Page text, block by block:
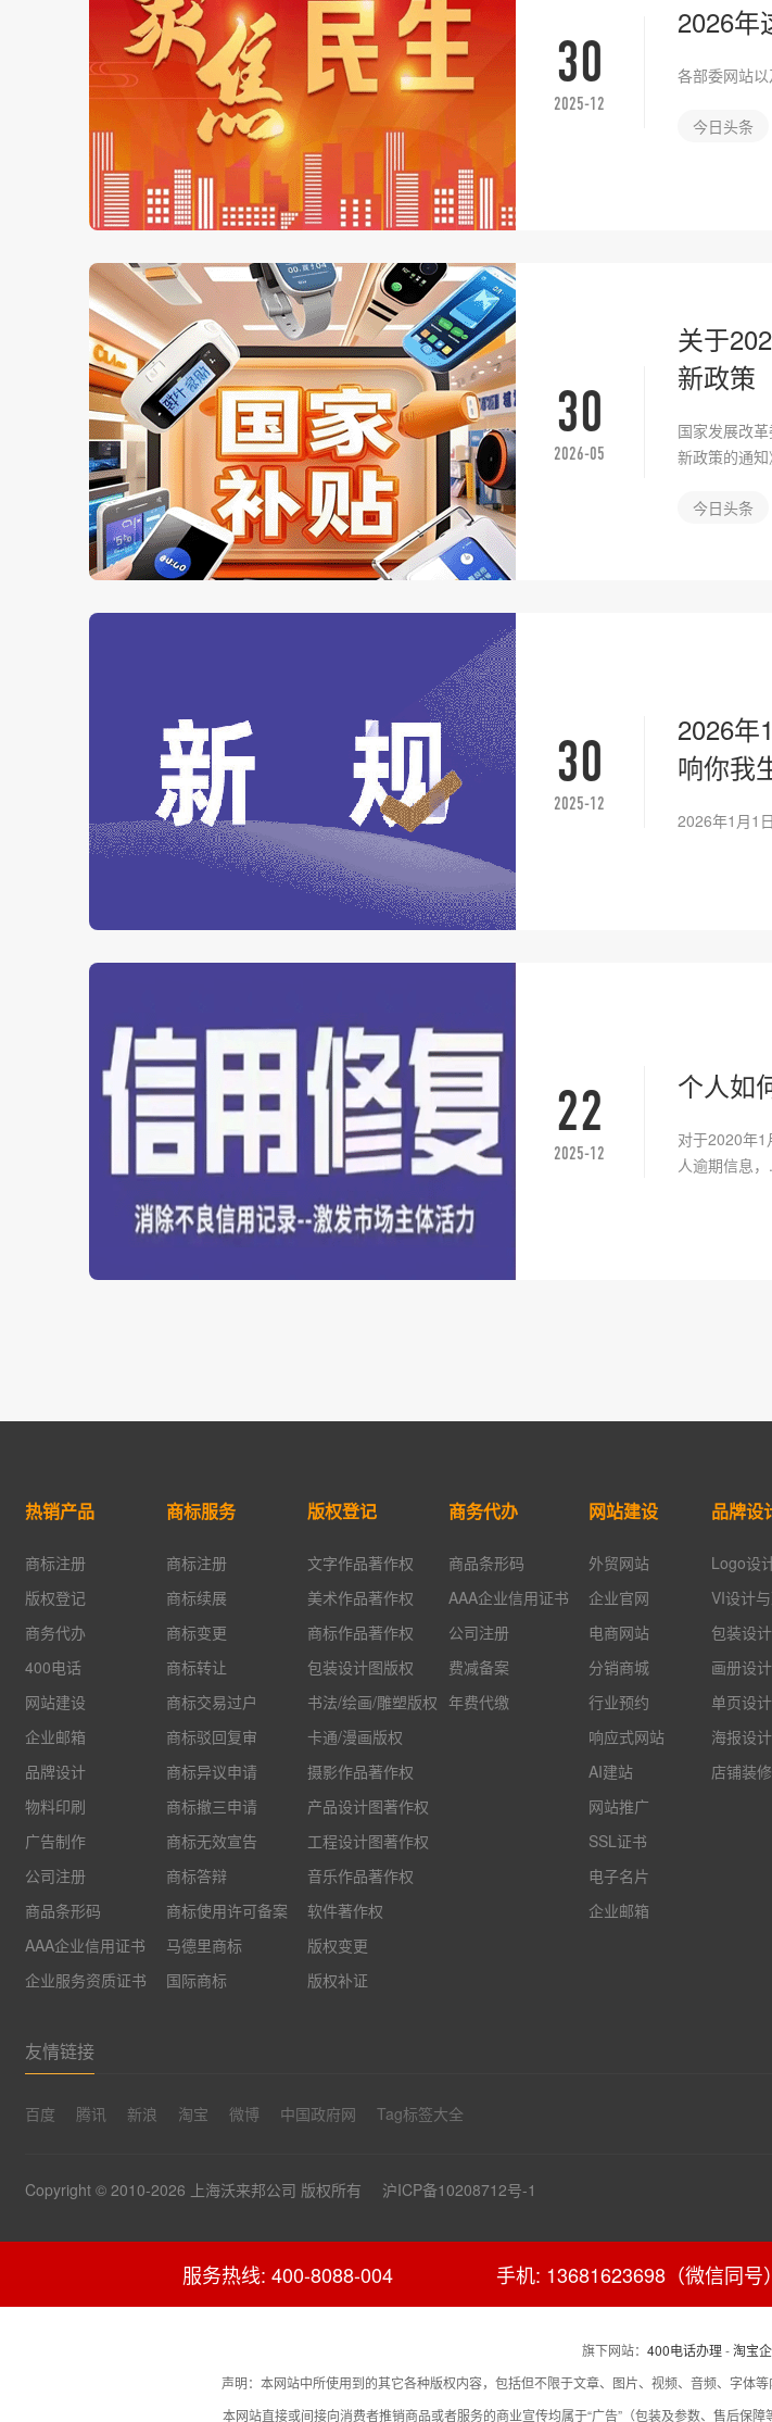
30
2025-12
2026年
各部委网站以
今日头条
30
2026-05
关于
新政策
国家发展改
新政策的通
今日头条
30
2025-12
2026年
响你我
2026年1月1
22
2025-12
个人如
对于2020年
人逾期信息
热销产品
商标注册
版权登记
商务代办
400电话
网站建设
企业邮箱
品牌设计
物料印刷
广告制作
公司注册
商品条形码
AAA企业信用证书
企业服务资质证书
商标服务
商标注册
商标续展
商标变更
商标转让
商标交易过户
商标驳回复审
商标异议申请
商标撤三申请
商标无效宣告
商标答辩
商标使用许可备案
马德里商标
国际商标
版权登记
文字作品著作权
美术作品著作权
商标作品著作权
包装设计图版权
书法/绘画/雕塑版权
卡通/漫画版权
摄影作品著作权
产品设计图著作权
工程设计图著作权
音乐作品著作权
软件著作权
版权变更
版权补证
商务代办
商品条形码
AAA企业信用证书
公司注册
费减备案
年费代缴
网站建设
外贸网站
企业官网
电商网站
分销商城
行业预约
响应式网站
AI建站
网站推广
SSL证书
电子名片
企业邮箱
品牌设
Logo设
VI设计
包装设计
画册设计
单页设计
海报设计
店铺装修
友情链接
百度 腾讯 新浪 淘宝 微博 中国政府网 Tag标签大全
Copyright © 2010-2026 上海沃来邦公司 版权所有 沪ICP备10208712号-1
服务热线: 400-8088-004 手机: 13681623698（微信同号）
旗下网站： 400电话办理-淘宝
声明：本网站中所使用到的其它各种版权内容，包括但不限于文章、图片、视频、音频、字体
本网站直接或间接向消费者推销商品或者服务的商业宣传均属于“广告”（包装及参数、售后保